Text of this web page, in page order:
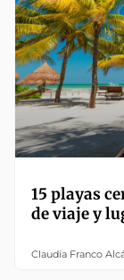
15 playas
de viaje y
Claudia Franco